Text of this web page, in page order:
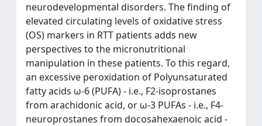
neurodevelopmental disorders. The finding of
elevated circulating levels of oxidative stress
(OS) markers in RTT patients adds new
perspectives to the micronutritional
manipulation in these patients. To this regard,
an excessive peroxidation of Polyunsaturated
fatty acids ω-6 (PUFA) - i.e., F2-isoprostanes
from arachidonic acid, or ω-3 PUFAs - i.e., F4-
neuroprostanes from docosahexaenoic acid -